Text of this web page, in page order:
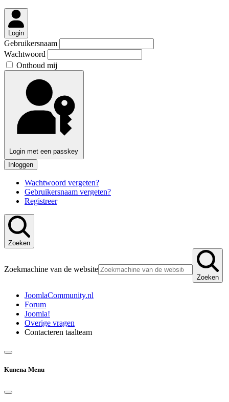
Login
Gebruikersnaam
Wachtwoord
Onthoud mij
Login met een passkey
Inloggen
Wachtwoord vergeten?
Gebruikersnaam vergeten?
Registreer
Zoeken
Zoekmachine van de website
Zoeken
JoomlaCommunity.nl
Forum
Joomla!
Overige vragen
Contacteren taalteam
Kunena Menu